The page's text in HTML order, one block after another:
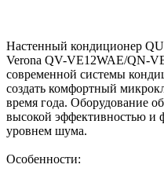
Настенный кондиционер
Verona QV-VE12WAE/QN-
современной системы
создать комфортный
время года. Оборудование
высокой эффективностью и
уровнем шума.
Особенности: